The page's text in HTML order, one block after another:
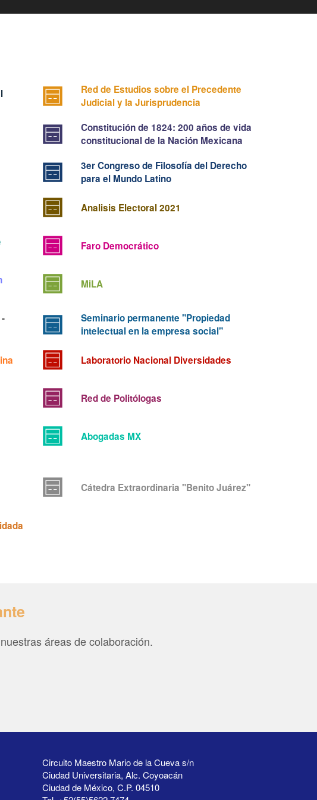
Red de Estudios sobre el Precedente
Judicial y la Jurisprudencia
Constitución de 1824: 200 años de vida
constitucional de la Nación Mexicana
3er Congreso de Filosofía del Derecho
para el Mundo Latino
Analisis Electoral 2021
Faro Democrático
MiLA
Seminario permanente "Propiedad
intelectual en la empresa social"
Laboratorio Nacional Diversidades
Red de Politólogas
Abogadas MX
Cátedra Extraordinaria "Benito Juárez"
áreas de colaboración.
Circuito Maestro Mario de la Cueva s/n
Ciudad Universitaria, Alc. Coyoacán
Ciudad de México, C.P. 04510